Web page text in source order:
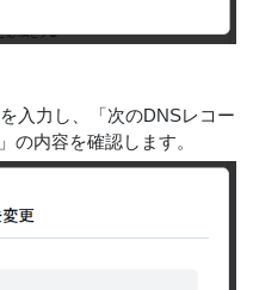
入力し、「次のDNSレコー
の内容を確認します。